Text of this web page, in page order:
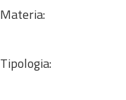
Materia:
Tipologia: